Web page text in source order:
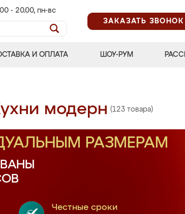
- 20.00, пн-вс
ЗАКАЗАТЬ ЗВОНОК
И ОПЛАТА ШОУ-РУМ
модерн (123 товара)
РАЗМЕРАМ
Честные сроки